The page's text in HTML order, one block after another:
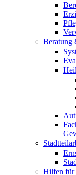
Beratung
Hilfen für